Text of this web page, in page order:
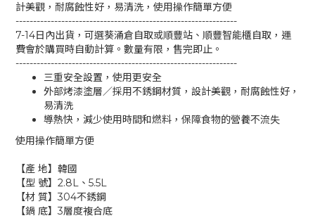
計美觀，耐腐蝕性好，易清洗，使用操作簡單方便
---------------------------------------------------------------
7-14日內出貨，可選葵涌倉自取或順豐站、順豐智能櫃自取，運
費會於購買時自動計算。數量有限，售完即止。
---------------------------------------------------------------
三重安全設置，使用更安全
外部烤漆塗層／採用不銹鋼材質，設計美觀，耐腐蝕性好，
易清洗
導熱快，減少使用時間和燃料，保障食物的營養不流失
使用操作簡單方便
【產 地】韓國
【型 號】2.8L、5.5L
【材 質】304不銹鋼
【鍋 底】3層度複合底